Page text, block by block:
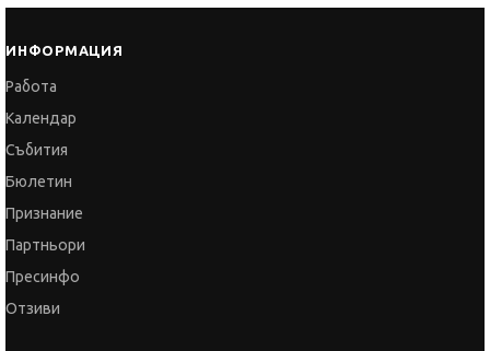
ИНФОРМАЦИЯ
Работа
Календар
Събития
Бюлетин
Признание
Партньори
Пресинфо
Отзиви